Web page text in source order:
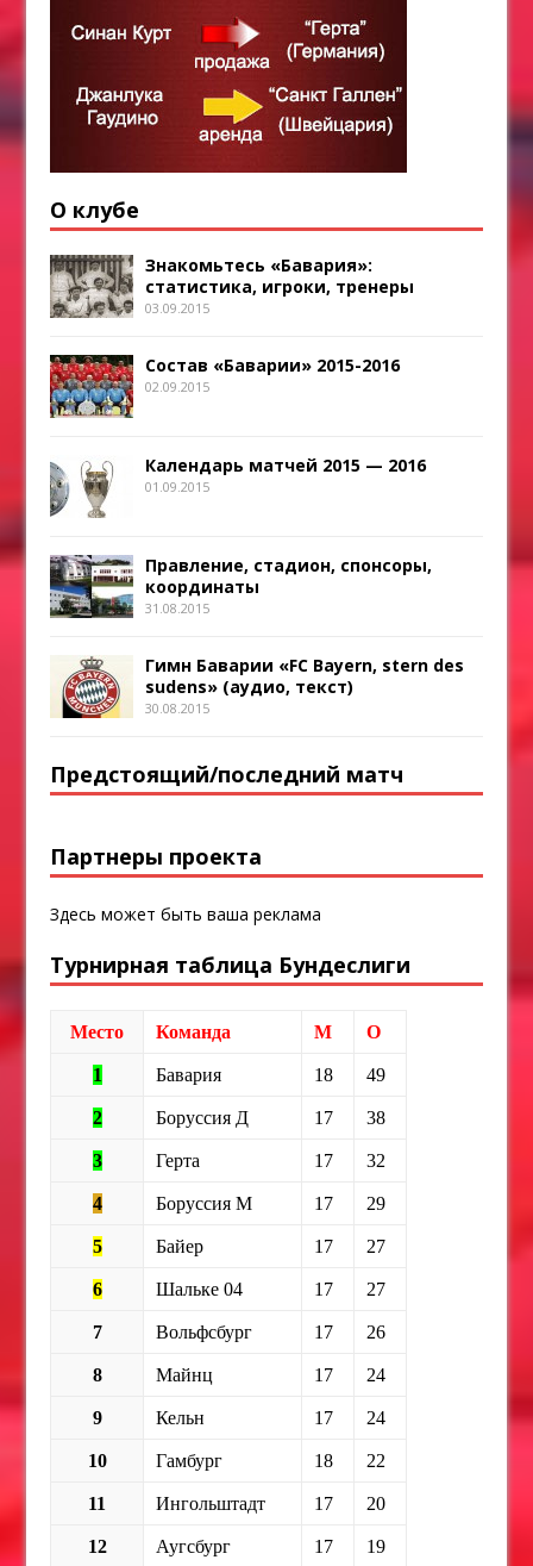
О клубе
Знакомьтесь «Бавария»:
статистика, игроки, тренеры
03.09.2015
Состав «Баварии» 2015-2016
02.09.2015
Календарь матчей 2015 — 2016
01.09.2015
Правление, стадион, спонсоры,
координаты
31.08.2015
Гимн Баварии «FC Bayern, stern des
sudens» (аудио, текст)
30.08.2015
Предстоящий/последний матч
Партнеры проекта
Здесь может быть ваша реклама
Турнирная таблица Бундеслиги
Место Команда М О
1 Бавария 18 49
2 Боруссия Д 17 38
3 Герта 17 32
4 Боруссия М 17 29
5 Байер 17 27
6 Шальке 04 17 27
7 Вольфсбург 17 26
8 Майнц 17 24
9 Кельн 17 24
10 Гамбург 18 22
11 Ингольштадт 17 20
12 Аугсбург 17 19